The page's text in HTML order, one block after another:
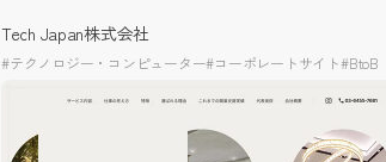
Tech Japan株式会社
#テクノロジー・コンピューター#コーポレートサイト#BtoB